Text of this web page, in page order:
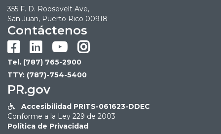
355 F. D. Roosevelt Ave,
San Juan, Puerto Rico 00918
Contáctenos

  
Tel. (787) 765-2900
TTY: (787)-754-5400
PR.gov

Accesibilidad PRITS-061623-DDEC
Conforme a la Ley 229 de 2003
Política de Privacidad